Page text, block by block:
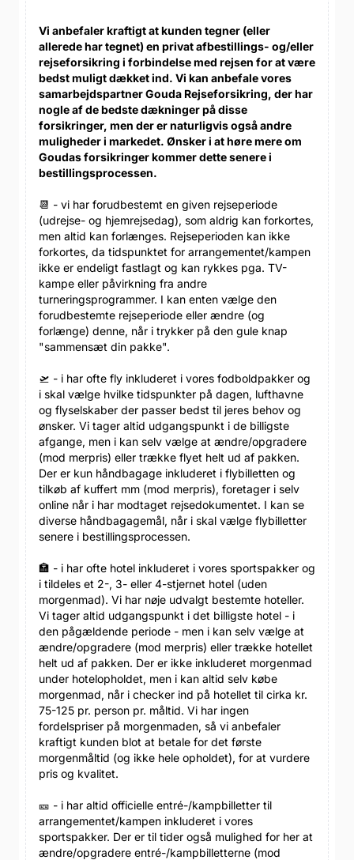
Vi anbefaler kraftigt at kunden tegner (eller
allerede har tegnet) en privat afbestillings- og/eller
rejseforsikring i forbindelse med rejsen for at være
bedst muligt dækket ind. Vi kan anbefale vores
samarbejdspartner Gouda Rejseforsikring, der har
nogle af de bedste dækninger på disse
forsikringer, men der er naturligvis også andre
muligheder i markedet. Ønsker i at høre mere om
Goudas forsikringer kommer dette senere i
bestillingsprocessen.
📆 - vi har forudbestemt en given rejseperiode
(udrejse- og hjemrejsedag), som aldrig kan forkortes,
men altid kan forlænges. Rejseperioden kan ikke
forkortes, da tidspunktet for arrangementet/kampen
ikke er endeligt fastlagt og kan rykkes pga. TV-
kampe eller påvirkning fra andre
turneringsprogrammer. I kan enten vælge den
forudbestemte rejseperiode eller ændre (og
forlænge) denne, når i trykker på den gule knap
"sammensæt din pakke".
🛫 - i har ofte fly inkluderet i vores fodboldpakker og
i skal vælge hvilke tidspunkter på dagen, lufthavne
og flyselskaber der passer bedst til jeres behov og
ønsker. Vi tager altid udgangspunkt i de billigste
afgange, men i kan selv vælge at ændre/opgradere
(mod merpris) eller trække flyet helt ud af pakken.
Der er kun håndbagage inkluderet i flybilletten og
tilkøb af kuffert mm (mod merpris), foretager i selv
online når i har modtaget rejsedokumentet. I kan se
diverse håndbagagemål, når i skal vælge flybilletter
senere i bestillingsprocessen.
🏣 - i har ofte hotel inkluderet i vores sportspakker og
i tildeles et 2-, 3- eller 4-stjernet hotel (uden
morgenmad). Vi har nøje udvalgt bestemte hoteller.
Vi tager altid udgangspunkt i det billigste hotel - i
den pågældende periode - men i kan selv vælge at
ændre/opgradere (mod merpris) eller trække hotellet
helt ud af pakken. Der er ikke inkluderet morgenmad
under hotelopholdet, men i kan altid selv købe
morgenmad, når i checker ind på hotellet til cirka kr.
75-125 pr. person pr. måltid. Vi har ingen
fordelspriser på morgenmaden, så vi anbefaler
kraftigt kunden blot at betale for det første
morgenmåltid (og ikke hele opholdet), for at vurdere
pris og kvalitet.
🎫 - i har altid officielle entré-/kampbilletter til
arrangementet/kampen inkluderet i vores
sportspakker. Der er til tider også mulighed for her at
ændre/opgradere entré-/kampbilletterne (mod